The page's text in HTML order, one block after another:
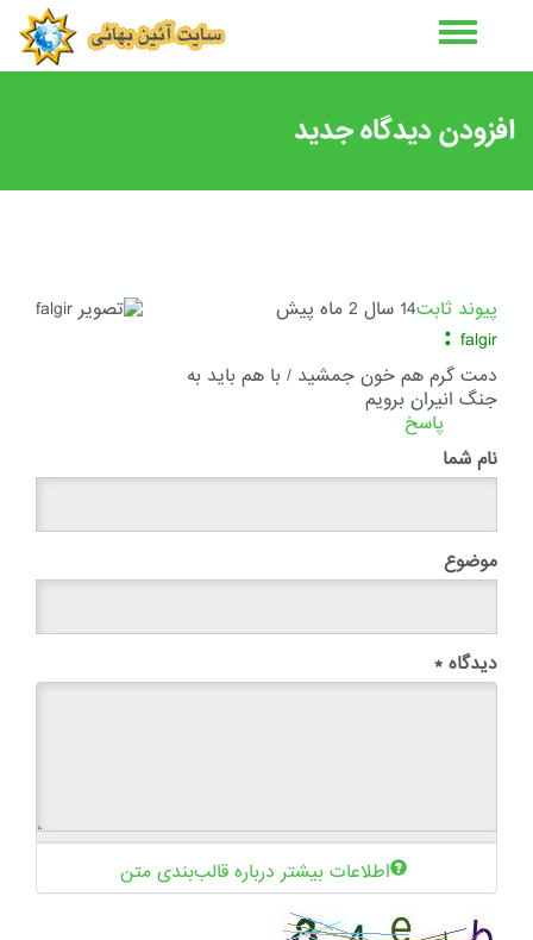
افزودن دیدگاه جدید
پیوند ثابت14 سال 2 ماه پیش
falgir
:
دمت گرم هم خون جمشید / با هم باید به
جنگ انیران برویم
پاسخ
نام شما
موضوع
دیدگاه *
اطلاعات بیشتر درباره قالب‌بندی متن